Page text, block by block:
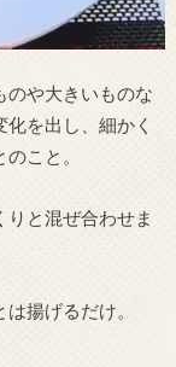
のや大きいものな
を出し、細かく
こと。
と混ぜ合わせま
揚げるだけ。